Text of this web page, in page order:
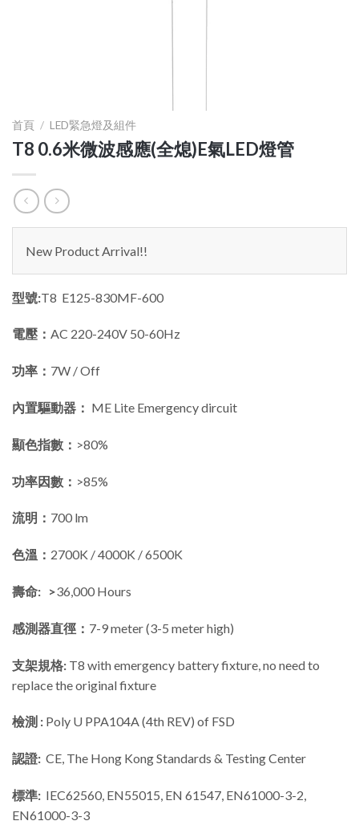
首頁 / LED緊急燈及組件
T8 0.6米微波感應(全熄)E氣LED燈管
New Product Arrival!!
型號:T8 E125-830MF-600
電壓： AC 220-240V 50-60Hz
功率： 7W / Off
內置驅動器： ME Lite Emergency dircuit
顯色指數： >80%
功率因數： >85%
流明： 700 lm
色溫： 2700K / 4000K / 6500K
壽命: >36,000 Hours
感測器直徑： 7-9 meter (3-5 meter high)
支架規格: T8 with emergency battery fixture, no need to
replace the original fixture
檢測 : Poly U PPA104A (4th REV) of FSD
認證: CE, The Hong Kong Standards & Testing Center
標準: IEC62560, EN55015, EN 61547, EN61000-3-2,
EN61000-3-3